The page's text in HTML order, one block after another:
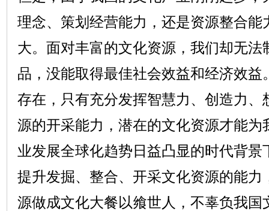
理念、策划经营能力，还是资源整合能
大。面对丰富的文化资源，我们却无法
品，没能取得最佳社会效益和经济效益
存在，只有充分发挥智慧力、创造力、
源的开采能力，潜在的文化资源才能为
业发展全球化趋势日益凸显的时代背景
提升发掘、整合、开采文化资源的能力
源做成文化大餐以飨世人，不辜负我国